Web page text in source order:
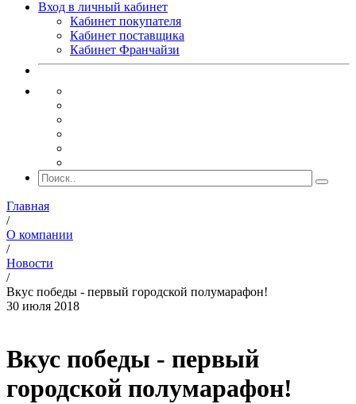
Вход в личный кабинет
Кабинет покупателя
Кабинет поставщика
Кабинет Франчайзи
Главная
/
О компании
/
Новости
/
Вкус победы - первый городской полумарафон!
30 июля 2018
Вкус победы - первый
городской полумарафон!